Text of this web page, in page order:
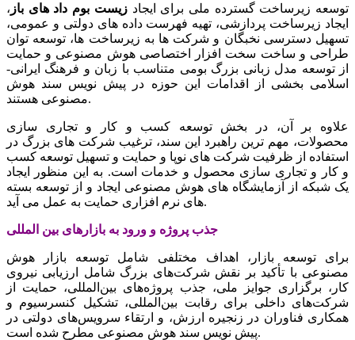
توسعه زیرساخت گسترده ملی برای ایجادزیست بوم داد های باز ،
ایجاد زیرساخت پردازشی، تهیه فهرست داده های دولتی و عمومی،
تسهیل دسترسی نخبگان و شرکت ها به زیرساخت ها، توسعه توان
طراحی و ساخت سخت افزار اختصاصی هوش مصنوعی و حمایت
از توسعه مدل زبانی بزرگ بومی متناسب با زبان و فرهنگ ایرانی-
اسلامی بخشی از اقدامات این حوزه در پیش نویس سند هوش
مصنوعی هستند.
علاوه بر آن، در بخش توسعه کسب و کار و تجاری سازی
محصولات، مهم ترین راهبرد این سند، ترغیب شرکت های بزرگ در
استفاده از ظرفیت شرکت های نوپا و حمایت و تسهیل توسعه کسب
و کار و تجاری سازی محصول و خدمات است. به این منظور ایجاد
یک شبکه از آزمایشگاه های هوش مصنوعی ایجاد و از توسعه بسته
های نرم افزاری حمایت به عمل می آید.
جذب پروژه و ورود به بازارهای بین المللی
برای توسعه بازار، اهداف مختلفی شامل توسعه بازار هوش
مصنوعی با تأکید بر نقش شرکت‌های بزرگ شامل ارزیابی نیروی
کار، برگزاری جوایز ملی، جذب پروژه‌های بین‌المللی، حمایت از
شرکت‌های داخلی برای رقابت بین‌المللی، تشکیل کنسرسیوم و
همکاری فناوران در زنجیره ارزش، و ارتقاء سرویس‌های دولتی در
پیش نویس سند هوش مصنوعی مطرح شده است.